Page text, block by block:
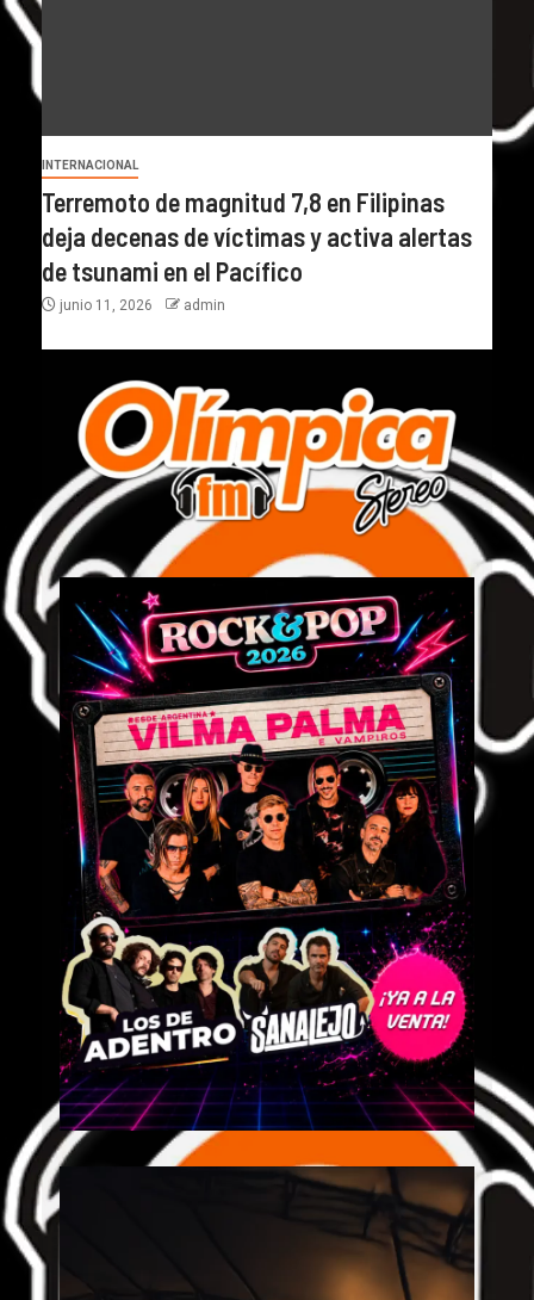
INTERNACIONAL
Terremoto de magnitud 7,8 en Filipinas
deja decenas de víctimas y activa alertas
de tsunami en el Pacífico
junio 11, 2026 admin